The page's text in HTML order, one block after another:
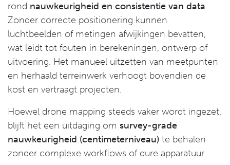
rond nauwkeurigheid en consistentie van data.
Zonder correcte positionering kunnen
luchtbeelden of metingen afwijkingen bevatten,
wat leidt tot fouten in berekeningen, ontwerp of
uitvoering. Het manueel uitzetten van meetpunten
en herhaald terreinwerk verhoogt bovendien de
kost en vertraagt projecten.
Hoewel drone mapping steeds vaker wordt ingezet,
blijft het een uitdaging om survey-grade
nauwkeurigheid (centimeterniveau) te behalen
zonder complexe workflows of dure apparatuur.